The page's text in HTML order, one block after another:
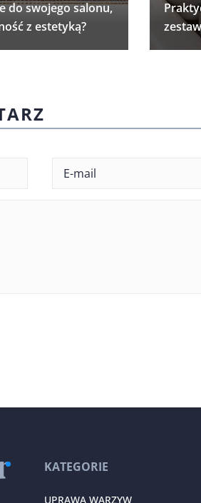
do swojego salonu,
z estetyką?
KATEGORIE
UPRAWA WARZYW